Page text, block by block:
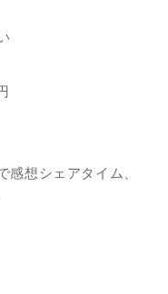
感想シェアタイム、